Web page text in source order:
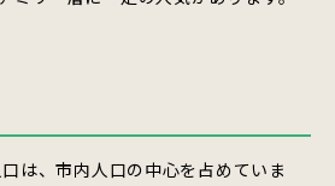
は、市内人口の中心を占めていま